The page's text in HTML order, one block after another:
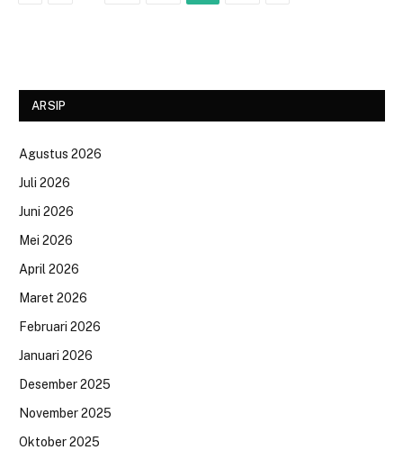
ARSIP
Agustus 2026
Juli 2026
Juni 2026
Mei 2026
April 2026
Maret 2026
Februari 2026
Januari 2026
Desember 2025
November 2025
Oktober 2025